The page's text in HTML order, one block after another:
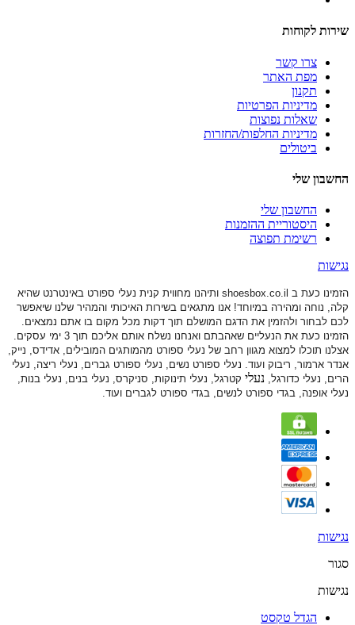
שירות לקוחות
צרו קשר
מפת האתר
תקנון
מדיניות הפרטיות
שאלות נפוצות
מדיניות החלפות/החזרות
ביטולים
החשבון שלי
החשבון שלי
היסטוריית ההזמנות
רשימת תפוצה
נגישות
הזמינו כעת ב shoesbox.co.il ותיהנו מחווית קנית נעלי ספורט באינטרנט שהיא
קלה, נוחה ומהירה במיוחד! אנו מתגאים בשירות האיכותי והמהיר שלנו שיאפשר
לכם לבחור ולהזמין את הדגם המושלם תוך דקות מכל מקום בו אתם נמצאים.
הזמינו כעת את הנעליים שאהבתם ואנחנו נשלח אותם אליכם תוך 3 ימי עסקים.
אצלנו תוכלו למצוא מגוון רחב של נעלי ספורט מהמותגים המובילים, אדידס, נייק,
אנדר ארמור, ריבוק ועוד. נעלי ספורט נשים, נעלי ספורט גברים, נעלי ריצה, נעלי
הרים, נעלי כדורגל, נעלי קטרגל, נעלי תינוקות, סניקרס, נעלי בנים, נעלי בנות,
נעלי אופנה, בגדי ספורט לנשים, בגדי ספורט לגברים ועוד.
נגישות
סגור
נגישות
הגדל טקסט